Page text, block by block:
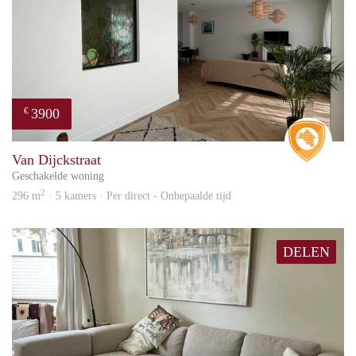
€ 3900
Van Dijckstraat
Geschakelde woning
296 m2 · 5 kamers · Per direct - Onbepaalde tijd
DELEN